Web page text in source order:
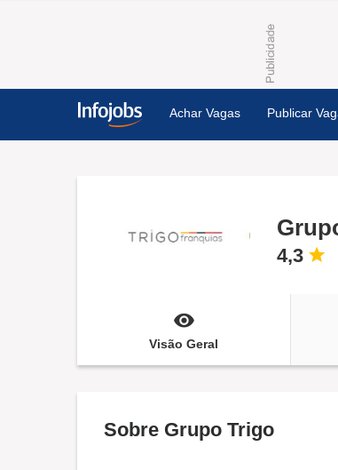
Achar Vagas Publicar
4,3
Visão Geral
Sobre Grupo Trigo